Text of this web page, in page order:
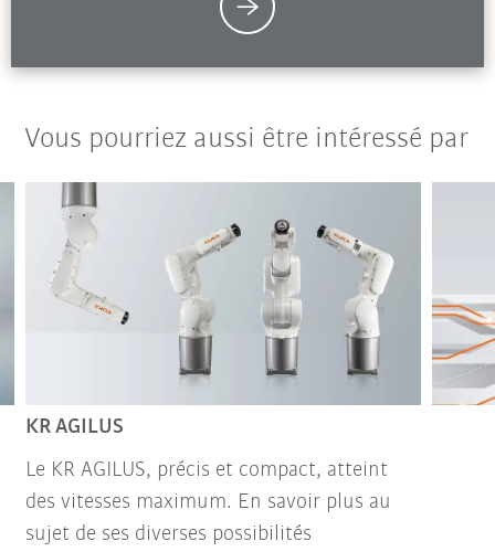
Vous pourriez aussi être intéressé par
KR AGILUS
Le KR AGILUS, précis et compact, atteint
des vitesses maximum. En savoir plus au
sujet de ses diverses possibilités